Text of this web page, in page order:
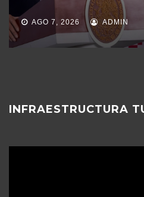
AGO 3, 2026 ADMIN
INFRAESTRUCTURA